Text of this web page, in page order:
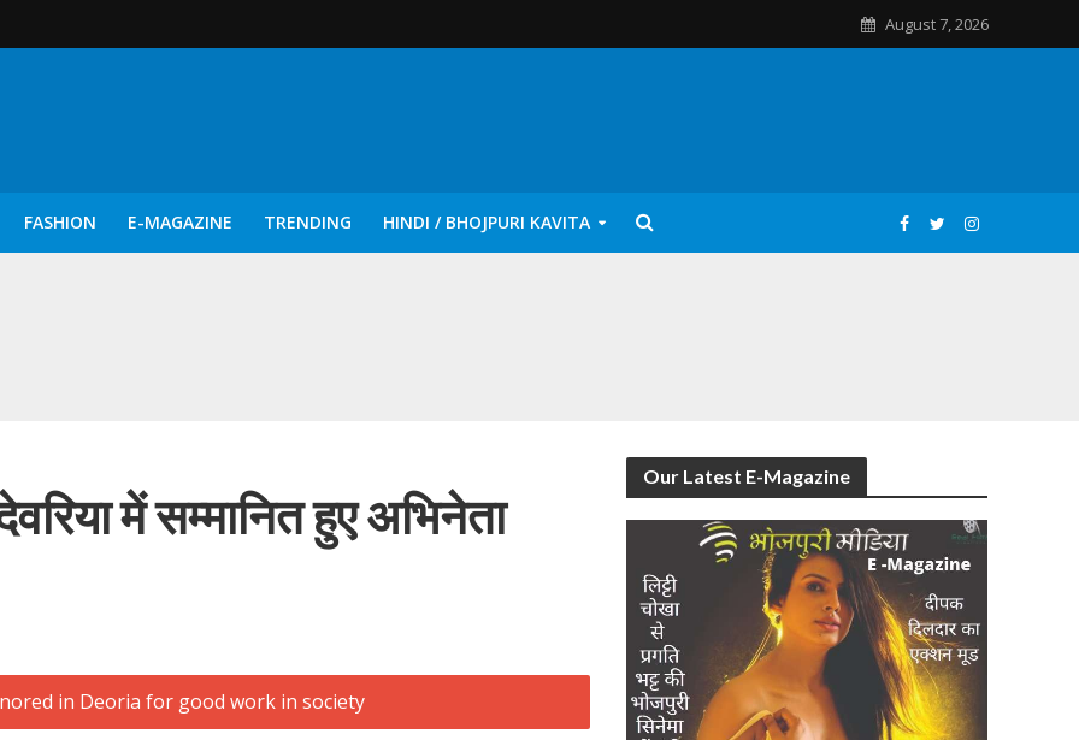
August 7, 2026
FASHION E-MAGAZINE TRENDING HINDI / BHOJPURI KAVITA
गीत तोहरे के मांगिला जानु हुआ रिलीज, दर्शकों का मिल रहा भरपूर प्यार
में सम्मानित हुए अभिनेता
Our Latest E-Magazine